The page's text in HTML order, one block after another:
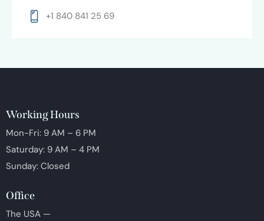
+1 840 841 25 69
Working Hours
Mon-Fri: 9 AM – 6 PM
Saturday: 9 AM – 4 PM
Sunday: Closed
Office
The USA —